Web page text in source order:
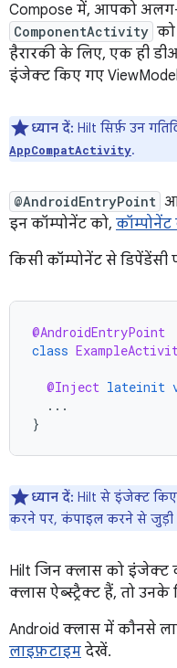
Compose में, आपको
ComponentActivity को
हैरारकी के लिए, एक ही
इंजेक्ट किए गए
ध्यान दें: Hilt सिर्फ़ उन
AppCompatActivity.
@AndroidEntryPoint
इन कॉम्पोनेंट को,
किसी कॉम्पोनेंट से
@AndroidEntryPoint
class
@Inject lateinit
...
}
ध्यान दें: Hilt से इंजेक्ट किए
करने पर, कंपाइल करने से जुड़ी
Hilt जिन क्लास को इंजेक्ट
क्लास ऐब्स्ट्रैक्ट हैं, तो उनके
Android क्लास में कौनसे
लाइफ़टाइम देखें.